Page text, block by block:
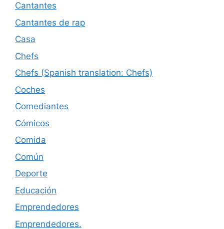
Cantantes
Cantantes de rap
Casa
Chefs
Chefs (Spanish translation: Chefs)
Coches
Comediantes
Cómicos
Comida
Común
Deporte
Educación
Emprendedores
Emprendedores.